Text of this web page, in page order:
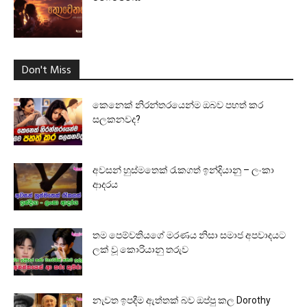
Don't Miss
කෙනෙක් නිරන්තරයෙන්ම ඔබව පහත් කර
සලකනවද?
අවසන් හුස්මතෙක් රැකගත් ඉන්දියානු – ලංකා
ආදරය
තම පෙම්වතියගේ මරණය නිසා සමාජ අපවාදයට
ලක් වූ කොරියානු තරුව
නැවත ඉපදීම ඇත්තක් බව ඔප්පු කල Dorothy